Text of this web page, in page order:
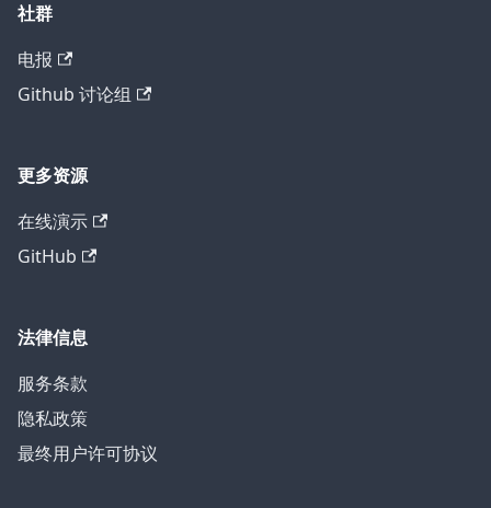
社群
电报
Github 讨论组
更多资源
在线演示
GitHub
法律信息
服务条款
隐私政策
最终用户许可协议